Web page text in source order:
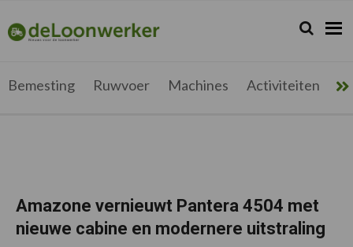
de
hoofdnavigatie
de
hoofd
de
eerste
de
voettekst
deloonwerker.be Zoeken...
Zoek
Bemesting Ruwvoer Machines Activiteiten
Amazone vernieuwt Pantera 4504 met
nieuwe cabine en modernere uitstraling